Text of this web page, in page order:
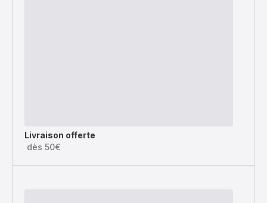
Livraison offerte
dès 50€